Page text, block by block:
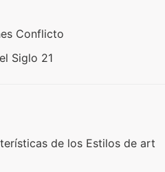
Conflicto
Siglo 21
de los Estilos de art